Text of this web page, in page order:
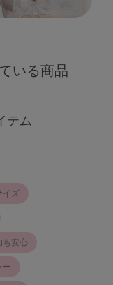
いる商品
テム
イズ
も安心
ー